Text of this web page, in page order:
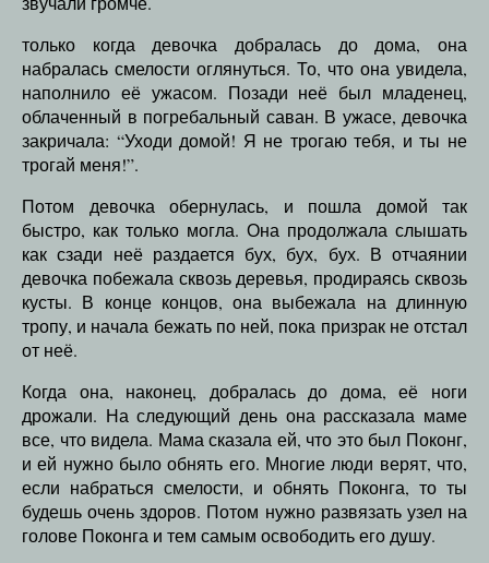
только когда девочка добралась до дома, она
набралась смелости оглянуться. То, что она увидела,
наполнило её ужасом. Позади неё был младенец,
облаченный в погребальный саван. В ужасе, девочка
закричала: “Уходи домой! Я не трогаю тебя, и ты не
трогай меня!”.
Потом девочка обернулась, и пошла домой так
быстро, как только могла. Она продолжала слышать
как сзади неё раздается бух, бух, бух. В отчаянии
девочка побежала сквозь деревья, продираясь сквозь
кусты. В конце концов, она выбежала на длинную
тропу, и начала бежать по ней, пока призрак не отстал
от неё.
Когда она, наконец, добралась до дома, её ноги
дрожали. На следующий день она рассказала маме
все, что видела. Мама сказала ей, что это был Поконг,
и ей нужно было обнять его. Многие люди верят, что,
если набраться смелости, и обнять Поконга, то ты
будешь очень здоров. Потом нужно развязать узел на
голове Поконга и тем самым освободить его душу.